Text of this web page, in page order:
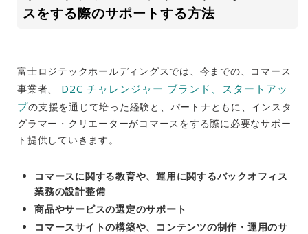
スをする際のサポートする方法
富士ロジテックホールディングスでは、今までの、コマース
事業者、
D2C チャレンジャー ブランド、スタートアッ
プの支援を通じて培った経験と、パートナともに、インスタ
グラマー・クリエーターがコマースをする際に必要なサポー
ト提供していきます。
コマースに関する教育や、運用に関するバックオフィス
業務の設計整備
商品やサービスの選定のサポート
コマースサイトの構築や、コンテンツの制作・運用のサ